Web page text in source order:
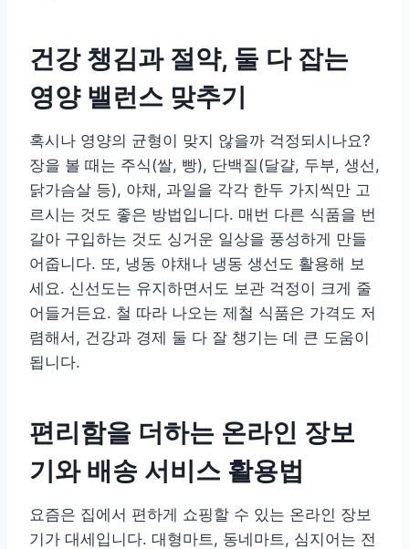
건강 챙김과 절약, 둘 다 잡는
영양 밸런스 맞추기
혹시나 영양의 균형이 맞지 않을까 걱정되시나요?
장을 볼 때는 주식(쌀, 빵), 단백질(달걀, 두부, 생선,
닭가슴살 등), 야채, 과일을 각각 한두 가지씩만 고
르시는 것도 좋은 방법입니다. 매번 다른 식품을 번
갈아 구입하는 것도 싱거운 일상을 풍성하게 만들
어줍니다. 또, 냉동 야채나 냉동 생선도 활용해 보
세요. 신선도는 유지하면서도 보관 걱정이 크게 줄
어들거든요. 철 따라 나오는 제철 식품은 가격도 저
렴해서, 건강과 경제 둘 다 잘 챙기는 데 큰 도움이
됩니다.
편리함을 더하는 온라인 장보
기와 배송 서비스 활용법
요즘은 집에서 편하게 쇼핑할 수 있는 온라인 장보
기가 대세입니다. 대형마트, 동네마트, 심지어는 전